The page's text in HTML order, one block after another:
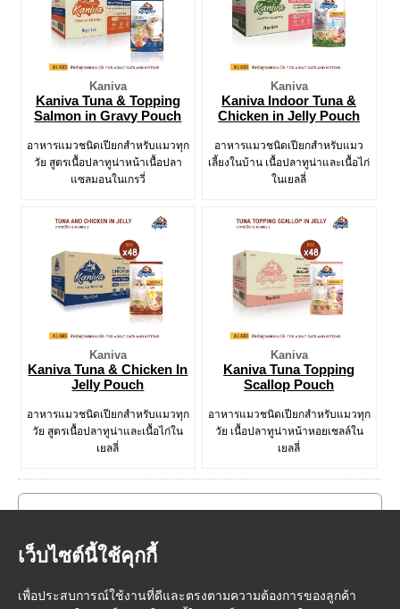
เว็บไซต์นี้ใช้คุกกี้
เพื่อประสบการณ์ใช้งานที่ดีและตรงตามความต้องการของลูกค้า
Kaniva
Kaniva Tuna & Topping
Salmon in Gravy Pouch
อาหารแมวชนิดเปียกสำหรับแมวทุก
วัย สูตรเนื้อปลาทูน่าหน้าเนื้อปลา
แซลมอนในเกรวี่
Kaniva
Kaniva Indoor Tuna &
Chicken in Jelly Pouch
อาหารแมวชนิดเปียกสำหรับแมว
เลี้ยงในบ้าน เนื้อปลาทูน่าและเนื้อไก่
ในเยลลี่
Kaniva
Kaniva Tuna & Chicken In
Jelly Pouch
อาหารแมวชนิดเปียกสำหรับแมวทุก
วัย สูตรเนื้อปลาทูน่าและเนื้อไก่ใน
เยลลี่
Kaniva
Kaniva Tuna Topping
Scallop Pouch
อาหารแมวชนิดเปียกสำหรับแมวทุก
วัย เนื้อปลาทูน่าหน้าหอยเชลล์ใน
เยลลี่